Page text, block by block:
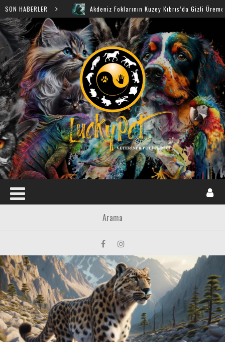
SON HABERLER Akdeniz Foklarının Kuzey Kıbrıs’da Gizli Üreme